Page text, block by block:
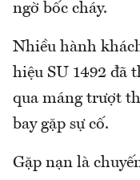
ngờ bốc cháy.
Nhiều hành
hiệu SU 1492 đã
qua máng trượt
bay gặp sự cố.
Gặp nạn là